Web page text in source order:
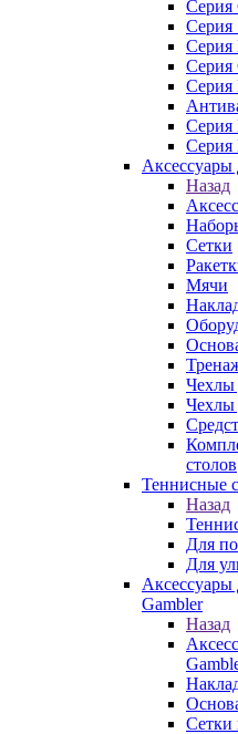
Серия
Серия
Серия
Серия
Серия
Серия
Серия
Аксессуары
Назад
Сетки
Мячи
Чехлы
Чехлы
столов
Теннисные
Назад
Для
Для
Аксессуары
Gambler
Назад
Сетки